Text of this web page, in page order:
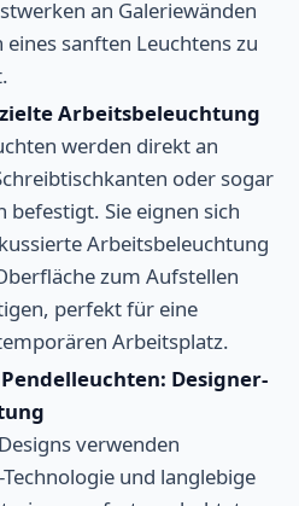
an Galeriewänden
sanften Leuchtens zu
Arbeitsbeleuchtung
werden direkt an
oder sogar
Sie eignen sich
Arbeitsbeleuchtung
zum Aufstellen
perfekt für eine
Arbeitsplatz.
Designer-
verwenden
und langlebige